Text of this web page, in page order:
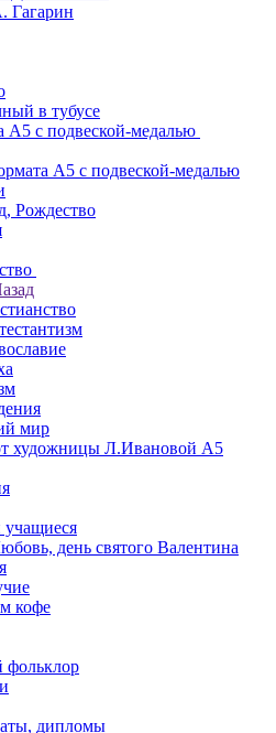
в тубусе
А5 с подвеской-медалью
А5 с подвеской-медалью
Рождество
мир
художницы Л.Ивановой А5
учащиеся
день святого Валентина
кофе
дипломы